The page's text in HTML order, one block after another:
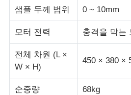
패키지 테스트 장비
접착기 시험 장비
샘플 두께 범위 0 ~ 10mm
모터 전력 충격을 막는
전체 차원 (L ×
W × H)
450 × 380 ×
순중량 68kg